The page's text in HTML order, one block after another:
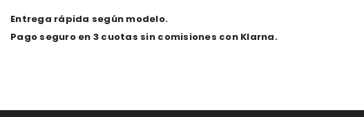
Entrega rápida según modelo.
Pago seguro en 3 cuotas sin comisiones con Klarna.